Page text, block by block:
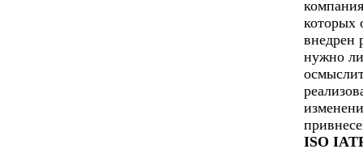
которых
внедрен
нужно
ISO